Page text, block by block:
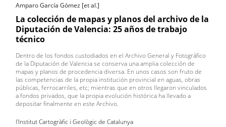
Amparo García Gómez [et al.]
La colección de mapas y planos del archivo de la
Diputación de Valencia: 25 años de trabajo
técnico
Dentro de los fondos custodiados en el Archivo General y Fotográfico
de la Diputación de Valencia se conserva una amplia colección de
mapas y planos de procedencia diversa. En unos casos son fruto de
las competencias de la propia institución provincial en aguas, obras
públicas, ferrocarriles, etc; mientras que en otros llegaron vinculados
a fondos privados, que la propia evolución histórica ha llevado a
depositar finalmente en este Archivo.
l'Institut Cartogràfic i Geològic de Catalunya